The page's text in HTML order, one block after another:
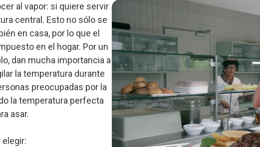
al vapor: si quiere servir
central. Esto no sólo se
en casa, por lo que el
en el hogar. Por un
dan mucha importancia a
la temperatura durante
preocupadas por la
la temperatura perfecta
asar.